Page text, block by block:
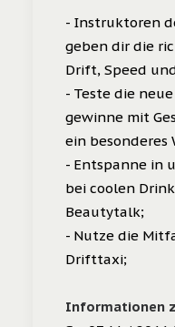
- Instruktoren
geben dir die
Drift, Speed
- Teste die
gewinne mit
ein besonderes
- Entspanne in
bei coolen
Beautytalk;
- Nutze die
Drifttaxi;
Informationen